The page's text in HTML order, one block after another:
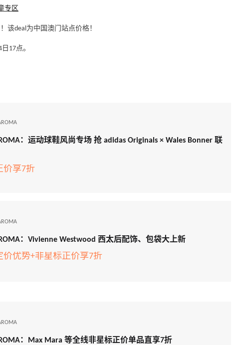
专区
该deal为中国澳门站点价格！
17点。
：运动球鞋风尚专场 抢 adidas Originals × Wales Bonner 联
价享7折
：Vivienne Westwood 西太后配饰、包袋大上新
价优势+非星标正价享7折
：Max Mara 等全线非星标正价单品直享7折